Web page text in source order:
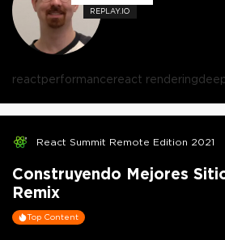
REPLAY.IO
reactperformancereact rendering
React Summit Remote Edition 2021
Construyendo Mejores
Remix
Top Content